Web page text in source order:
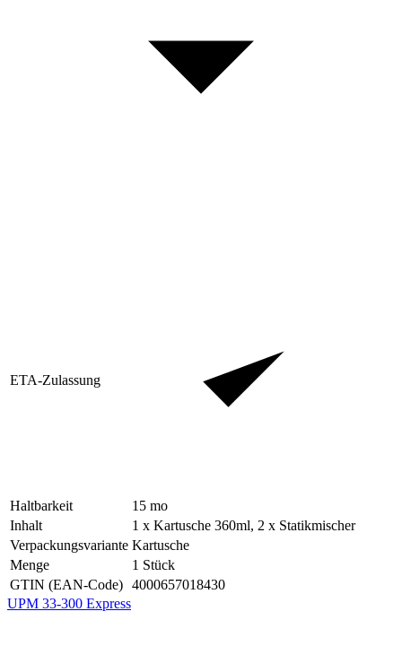
ETA-Zulassung
Haltbarkeit 15 mo
Inhalt
1 x Kartusche 360ml, 2 x Statikmischer
Verpackungsvariante Kartusche
Menge
1 Stück
GTIN (EAN-Code) 4000657018430
UPM 33-300 Express